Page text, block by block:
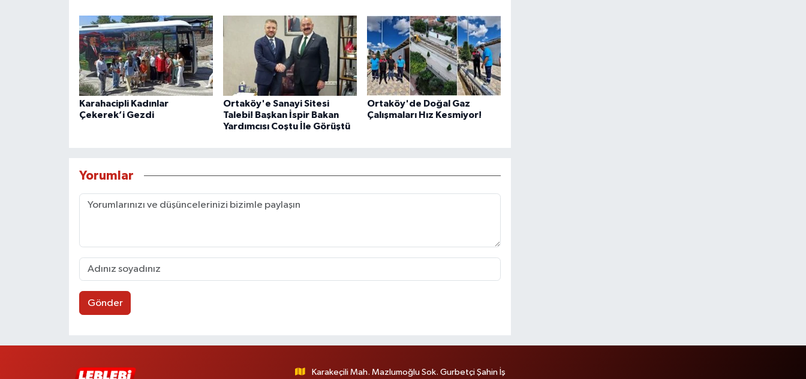
Karahacipli Kadınlar
Çekerek’i Gezdi
Ortaköy'e Sanayi Sitesi
Talebi! Başkan İspir Bakan
Yardımcısı Coştu İle Görüştü
Ortaköy'de Doğal Gaz
Çalışmaları Hız Kesmiyor!
Yorumlar
Gönder
Karakeçili Mah. Mazlumoğlu Sok. Gurbetçi Şahin İş